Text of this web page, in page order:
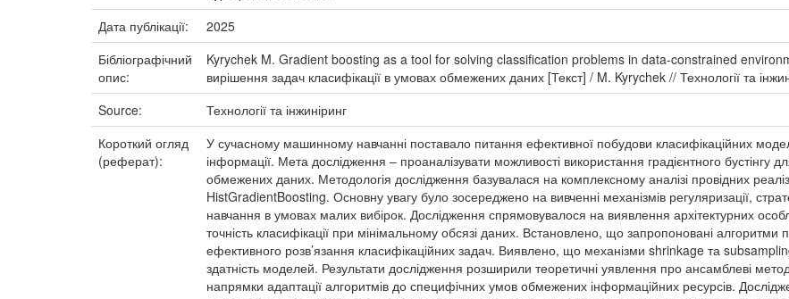
Дата публікації:
2025
Бібліографічний
опис:
Kyrychek M. Gradient boosting as a tool for solving classification problems in data-constrained
вирішення задач класифікації в умовах обмежених даних [Текст] / M. Kyrychek // Технології та
Source:
Технології та інжиніринг
Короткий огляд
(реферат):
У сучасному машинному навчанні поставало питання ефективної побудови класифікаційних
інформації. Мета дослідження – проаналізувати можливості використання градієнтного бустінгу
обмежених даних. Методологія дослідження базувалася на комплексному аналізі провідних
HistGradientBoosting. Основну увагу було зосереджено на вивченні механізмів регуляризації,
навчання в умовах малих вибірок. Дослідження спрямовувалося на виявлення архітектурних
точність класифікації при мінімальному обсязі даних. Встановлено, що запропоновані
ефективного розв’язання класифікаційних задач. Виявлено, що механізми shrinkage та
здатність моделей. Результати дослідження розширили теоретичні уявлення про ансамблеві
напрямки адаптації алгоритмів до специфічних умов обмежених інформаційних ресурсів.